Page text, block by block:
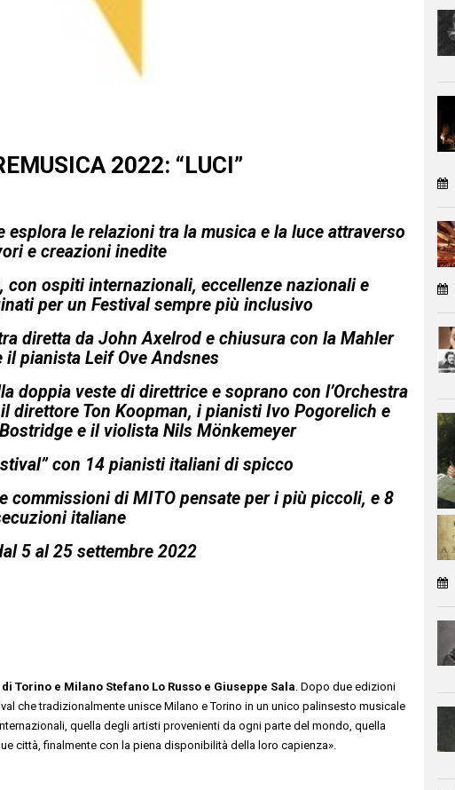
2022: “LUCI”
le relazioni tra la musica e la luce attraverso
e creazioni inedite
ospiti internazionali, eccellenze nazionali e
per un Festival sempre più inclusivo
diretta da John Axelrod e chiusura con la Mahler
il pianista Leif Ove Andsnes
doppia veste di direttrice e soprano con l’Orchestra
direttore Ton Koopman, i pianisti Ivo Pogorelich e
e il violista Nils Mönkemeyer
con 14 pianisti italiani di spicco
commissioni di MITO pensate per i più piccoli, e 8
italiane
5 al 25 settembre 2022
Torino e Milano Stefano Lo Russo e Giuseppe Sala . Dopo due edizioni
che tradizionalmente unisce Milano e Torino in un unico palinsesto musicale
quella degli artisti provenienti da ogni parte del mondo, quella
città, finalmente con la piena disponibilità della loro capienza».